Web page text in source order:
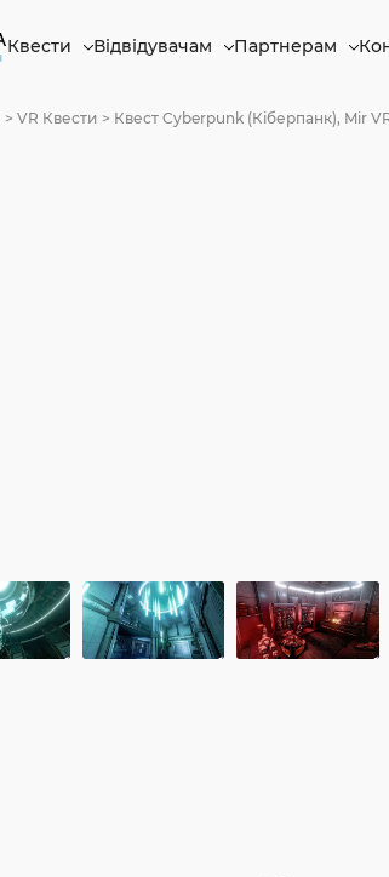
Квести Відвідувачам Партнерам
VR Квести Квест Cyberpunk (Кіберпанк), Mir